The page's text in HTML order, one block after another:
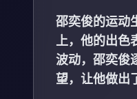
邵奕俊的运动
上，他的出
波动，邵奕俊
望，让他做出